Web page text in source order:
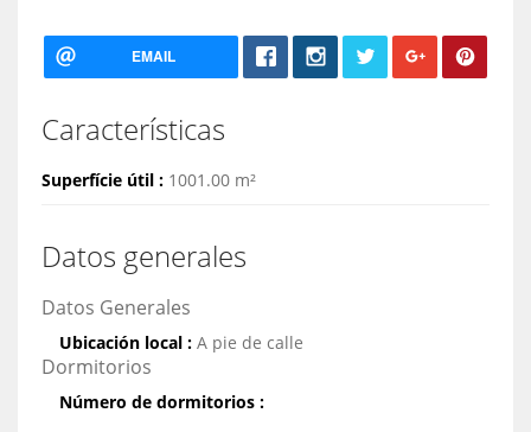
EMAIL
Características
Superfície útil : 1001.00 m²
Datos generales
Datos Generales
Ubicación local : A pie de calle
Dormitorios
Número de dormitorios :